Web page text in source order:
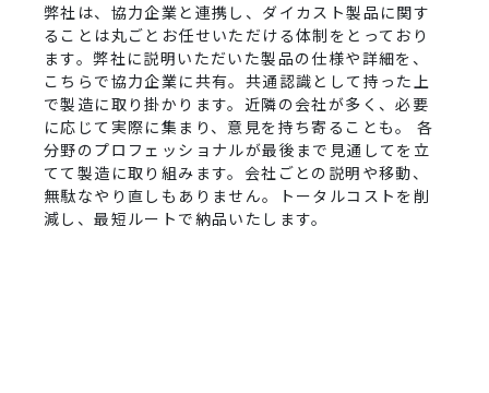
弊社は、協力企業と連携し、ダイカスト製品に関す
ることは丸ごとお任せいただける体制をとっており
ます。弊社に説明いただいた製品の仕様や詳細を、
こちらで協力企業に共有。共通認識として持った上
で製造に取り掛かります。近隣の会社が多く、必要
に応じて実際に集まり、意見を持ち寄ることも。 各
分野のプロフェッショナルが最後まで見通してを立
てて製造に取り組みます。会社ごとの説明や移動、
無駄なやり直しもありません。トータルコストを削
減し、最短ルートで納品いたします。